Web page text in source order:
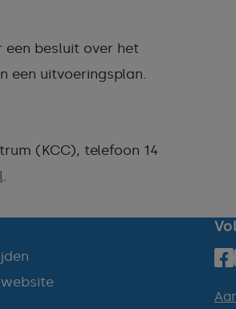
een besluit over het
een uitvoeringsplan.
(KCC), telefoon 14
.